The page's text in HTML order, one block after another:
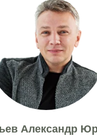
Александр